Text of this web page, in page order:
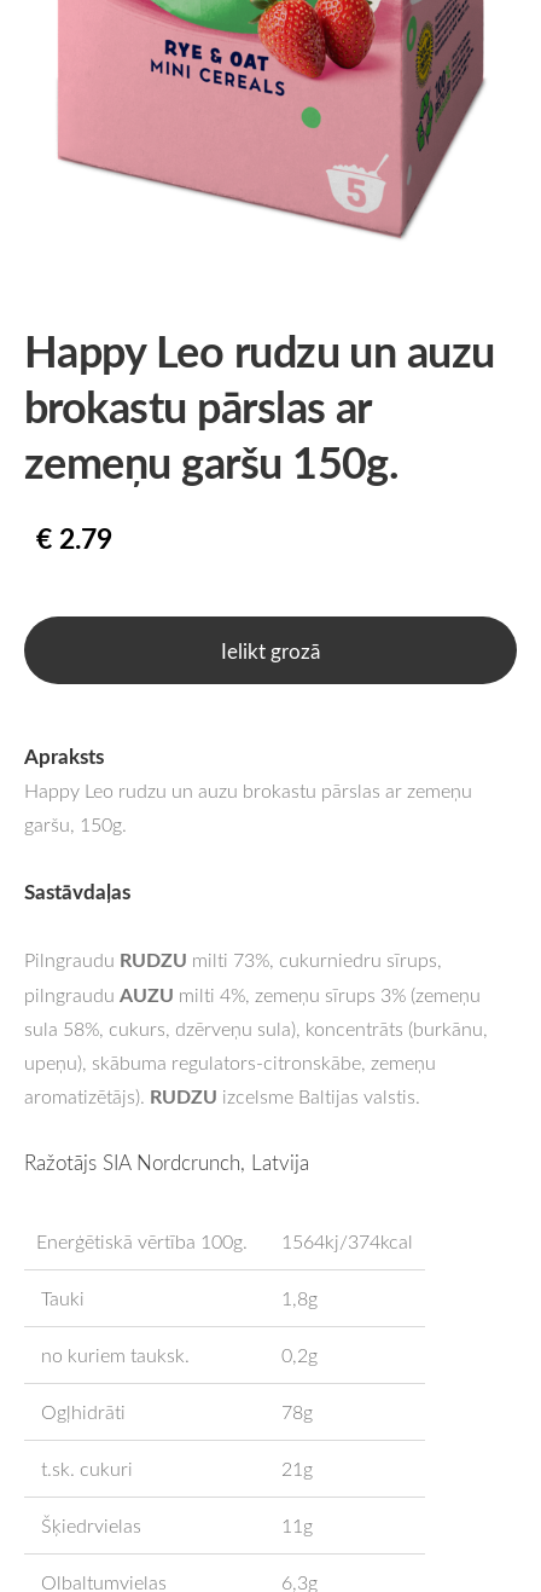
Happy Leo rudzu un auzu
brokastu pārslas ar
zemeņu garšu 150g.
€ 2.79
Ielikt grozā
Apraksts
Happy Leo rudzu un auzu brokastu pārslas ar zemeņu
garšu, 150g.
Sastāvdaļas
Pilngraudu RUDZU milti 73%, cukurniedru sīrups,
pilngraudu AUZU milti 4%, zemeņu sīrups 3% (zemeņu
sula 58%, cukurs, dzērveņu sula), koncentrāts (burkānu,
upeņu), skābuma regulators-citronskābe, zemeņu
aromatizētājs). RUDZU izcelsme Baltijas valstis.
Ražotājs SIA Nordcrunch, Latvija
Enerģētiskā vērtība 100g. 1564kj/374kcal
Tauki 1,8g
no kuriem tauksk. 0,2g
Ogļhidrāti 78g
t.sk. cukuri 21g
Šķiedrvielas 11g
Olbaltumvielas 6,3g